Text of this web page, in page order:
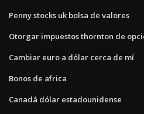
Penny stocks uk bolsa de valores
Otorgar impuestos thornton de
Cambiar euro a dólar cerca de mí
Bonos de africa
Canadá dólar estadounidense